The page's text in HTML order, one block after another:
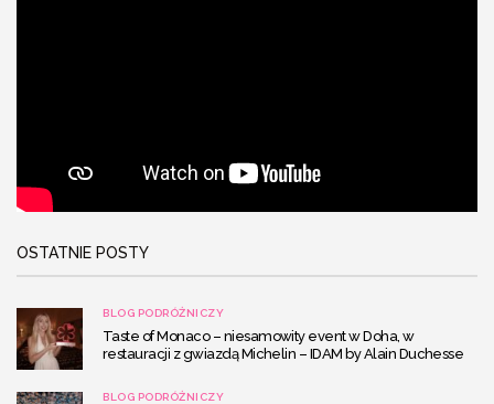
OSTATNIE POSTY
BLOG PODRÓŻNICZY
Taste of Monaco – niesamowity event w Doha, w
restauracji z gwiazdą Michelin – IDAM by Alain Duchesse
BLOG PODRÓŻNICZY